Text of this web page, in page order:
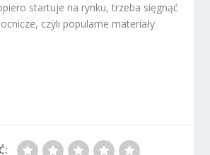
startuje na rynku, trzeba sięgnąć
czyli popularne materiały